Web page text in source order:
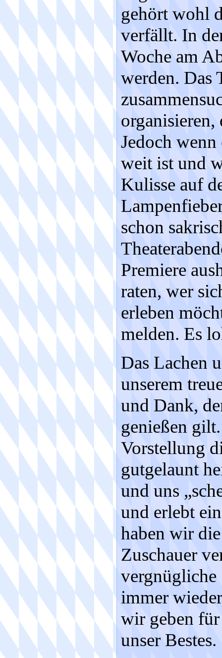
gehört wohl
verfällt. In
Woche am
werden. Das
organisieren,
Jedoch wenn
weit ist und
Kulisse auf
schon
Premiere
raten, wer
erleben
melden. Es
Das Lachen
unserem
und Dank,
genießen
Vorstellung
gutgelaunt
und uns
und erlebt
haben wir
Zuschauer
vergnügliche
immer
wir geben
unser Bestes.